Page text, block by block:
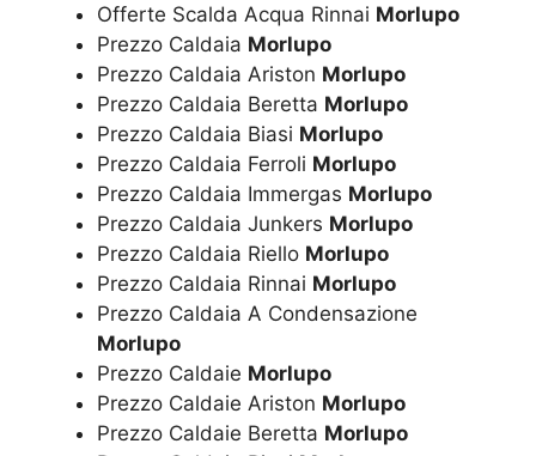
Offerte Scalda Acqua Rinnai Morlupo
Prezzo Caldaia Morlupo
Prezzo Caldaia Ariston Morlupo
Prezzo Caldaia Beretta Morlupo
Prezzo Caldaia Biasi Morlupo
Prezzo Caldaia Ferroli Morlupo
Prezzo Caldaia Immergas Morlupo
Prezzo Caldaia Junkers Morlupo
Prezzo Caldaia Riello Morlupo
Prezzo Caldaia Rinnai Morlupo
Prezzo Caldaia A Condensazione
Morlupo
Prezzo Caldaie Morlupo
Prezzo Caldaie Ariston Morlupo
Prezzo Caldaie Beretta Morlupo